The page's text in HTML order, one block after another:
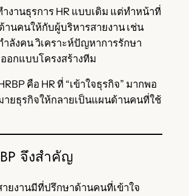
ำงานธุรการ HR แบบเดิม แต่ทำหน้าที่
านคนให้กับผู้บริหารสายงาน เช่น
ำลังคน วิเคราะห์ปัญหาการรักษา
อกแบบโครงสร้างทีม
คือ HR ที่ “เข้าใจธุรกิจ” มากพอ
ายธุรกิจให้กลายเป็นแผนด้านคนที่ใช้
จึงสำคัญ
ายงานมีที่ปรึกษาด้านคนที่เข้าใจ